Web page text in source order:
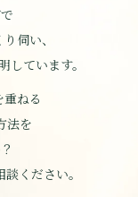
伺い、
ています。
重ねる
法を
ください。